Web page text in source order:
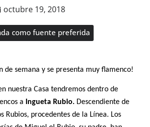
octubre 19, 2018
como fuente preferida
de semana y se presenta muy flamenco!
nuestra Casa tendremos dentro de
a Ingueta Rubio. Descendiente de
Rubios, procedentes de la Línea. Los